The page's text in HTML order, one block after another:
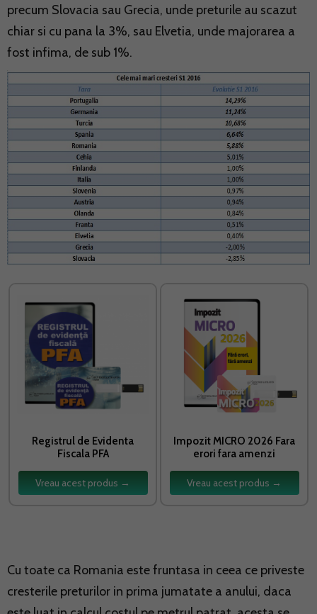
precum Slovacia sau Grecia, unde preturile au scazut
chiar si cu pana la 3%, sau Elvetia, unde majorarea a
fost infima, de sub 1%.
Registrul de Evidenta
Fiscala PFA
Vreau acest produs →
Impozit MICRO 2026 Fara
erori fara amenzi
Vreau acest produs →
Cu toate ca Romania este fruntasa in ceea ce priveste
cresterile preturilor in prima jumatate a anului, daca